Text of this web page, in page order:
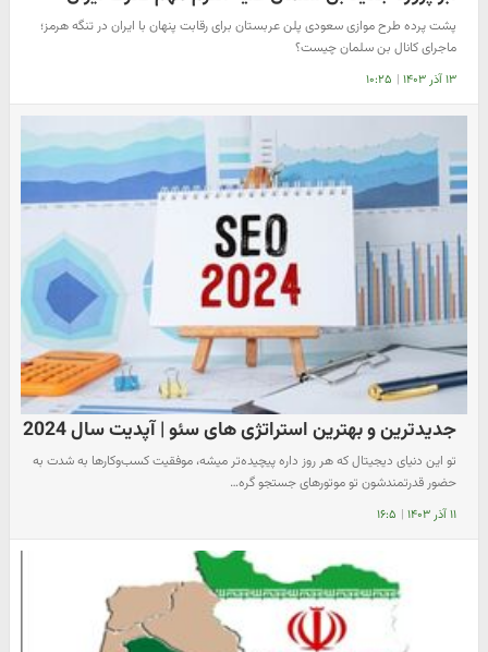
پشت پرده طرح موازی سعودی پلن عربستان برای رقابت پنهان با ایران در تنگه هرمز؛
ماجرای کانال بن سلمان چیست؟
۱۳ آذر ۱۴۰۳ | ۱۰:۲۵
جدیدترین و بهترین استراتژی های سئو | آپدیت سال 2024
تو این دنیای دیجیتال که هر روز داره پیچیده‌تر میشه، موفقیت کسب‌وکارها به شدت به
حضور قدرتمندشون تو موتورهای جستجو گره…
۱۱ آذر ۱۴۰۳ | ۱۶:۵